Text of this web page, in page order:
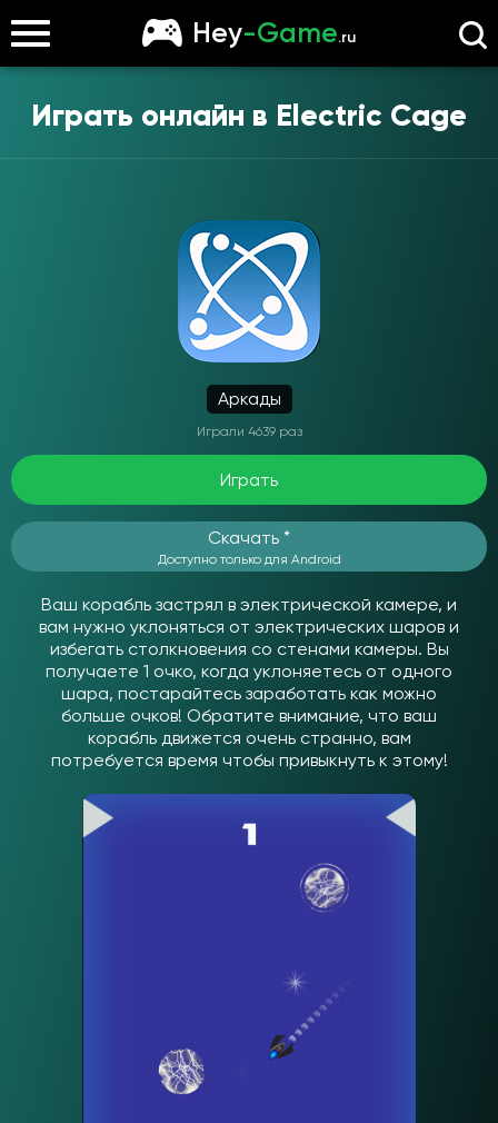
Hey-Game.ru
Играть онлайн в Electric Cage
Аркады
Играли 4639 раз
Играть
Скачать *
Доступно только для Android
Ваш корабль застрял в электрической камере, и
вам нужно уклоняться от электрических шаров и
избегать столкновения со стенами камеры. Вы
получаете 1 очко, когда уклоняетесь от одного
шара, постарайтесь заработать как можно
больше очков! Обратите внимание, что ваш
корабль движется очень странно, вам
потребуется время чтобы привыкнуть к этому!